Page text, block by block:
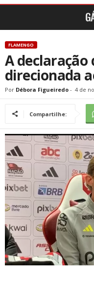
FLAMENGO
A declaração
direcionada
Por Débora Figueiredo - 4 de
Compartilhe: